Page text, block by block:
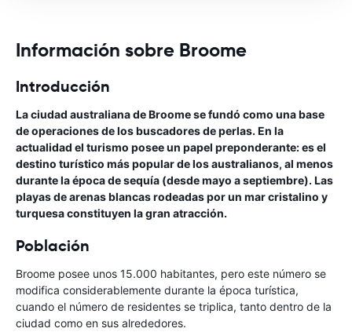
Información sobre Broome
Introducción
La ciudad australiana de Broome se fundó como una base
de operaciones de los buscadores de perlas. En la
actualidad el turismo posee un papel preponderante: es el
destino turístico más popular de los australianos, al menos
durante la época de sequía (desde mayo a septiembre). Las
playas de arenas blancas rodeadas por un mar cristalino y
turquesa constituyen la gran atracción.
Población
Broome posee unos 15.000 habitantes, pero este número se
modifica considerablemente durante la época turística,
cuando el número de residentes se triplica, tanto dentro de la
ciudad como en sus alrededores.